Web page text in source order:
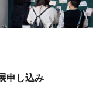
申し込み